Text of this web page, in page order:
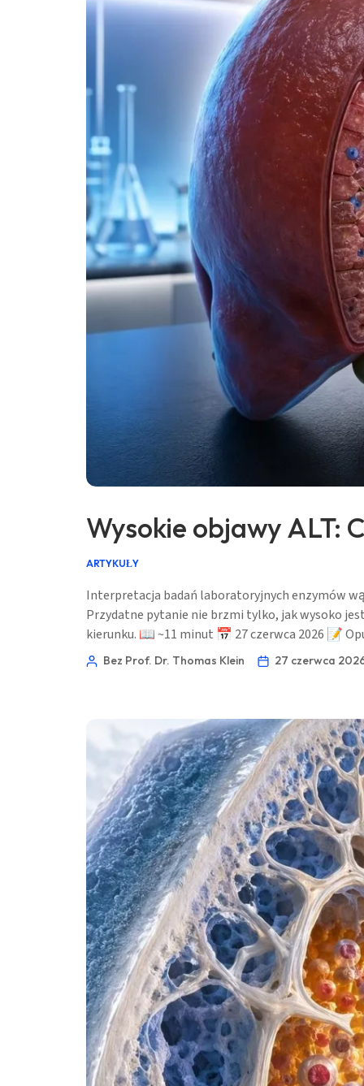
Wysokie objawy ALT:
ARTYKUŁY
Interpretacja badań laboratoryjnych enzymów
Przydatne pytanie nie brzmi tylko, jak wysoko
kierunku. 📖 ~11 minut 📅 27 czerwca 2026 📝
Bez Prof. Dr. Thomas Klein 27 czerwca
Gàidhlig
Occitan
العربية المغربية
Afrikaans
Монгол
ພາສາລາວ
Basa Jawa
Cebuano
ئۇيغۇرچە
Кыргызча
Татар теле
Беларуская мова
Esperanto